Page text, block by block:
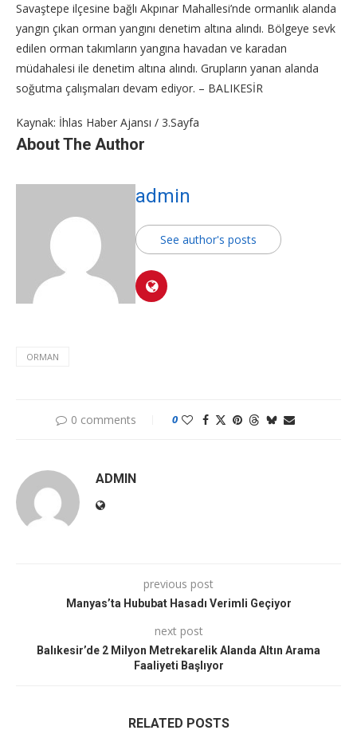
Savaştepe ilçesine bağlı Akpınar Mahallesi’nde ormanlık alanda
yangın çıkan orman yangını denetim altına alındı. Bölgeye sevk
edilen orman takımların yangına havadan ve karadan
müdahalesi ile denetim altına alındı. Grupların yanan alanda
soğutma çalışmaları devam ediyor. – BALIKESİR
Kaynak: İhlas Haber Ajansı / 3.Sayfa
About The Author
admin
See author's posts
ORMAN
0 comments 0
ADMIN
previous post
Manyas’ta Hububat Hasadı Verimli Geçiyor
next post
Balıkesir’de 2 Milyon Metrekarelik Alanda Altın Arama
Faaliyeti Başlıyor
RELATED POSTS